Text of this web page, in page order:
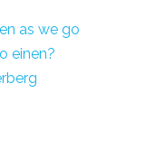
as we go
einen?